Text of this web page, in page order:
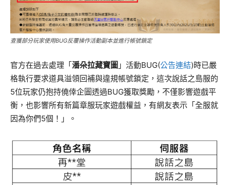
查獲部分玩家使用BUG反覆操作活動副本並進行帳號鎖定
官方在過去處理「潘朵拉藏寶圖 」活動BUG(公告連結)時已嚴
格執行要求道具溢領回補與違規帳號鎖定，這次說話之島服的
5位玩家仍抱持僥倖企圖透過BUG獲取獎勵，不僅影響遊戲平
衡，也影響所有新篇章服玩家遊戲權益，有網友表示「全服就
因為你們5個！」。